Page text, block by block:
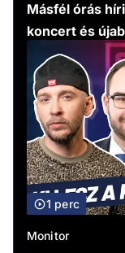
Másfél órás
koncert és
1 perc
Monitor